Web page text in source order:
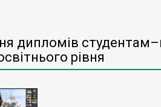
дипломів
рівня